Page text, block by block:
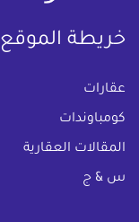
خريطة الموقع
عقارات
كومباوندات
المقالات العقارية
س & ج